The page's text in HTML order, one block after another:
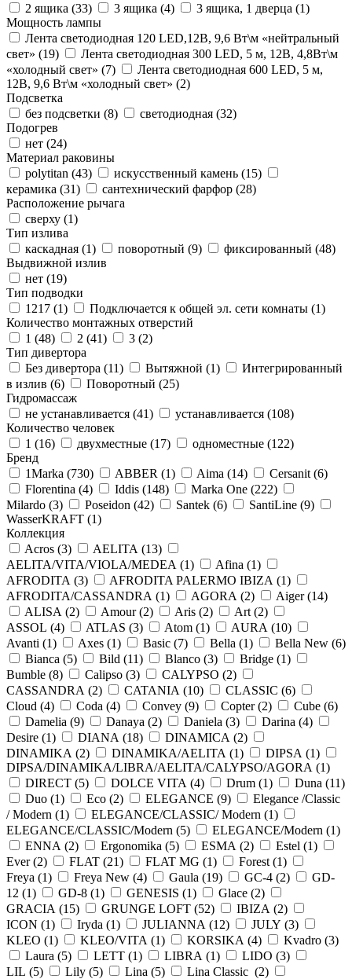
2 ящика (33) 3 ящика (4) 3 ящика, 1 дверца (1)
Мощность лампы
Лента светодиодная 120 LED,12В, 9,6 Вт\м «нейтральный
свет» (19)
Лента светодиодная 300 LED, 5 м, 12В, 4,8Вт\м
«холодный свет» (7)
Лента светодиодная 600 LED, 5 м,
12В, 9,6 Вт\м «холодный свет» (2)
Подсветка
без подсветки (8) светодиодная (32)
Подогрев
нет (24)
Материал раковины
polytitan (43) искусственный камень (15)
керамика (31) сантехнический фарфор (28)
Расположение рычага
сверху (1)
Тип излива
каскадная (1) поворотный (9) фиксированный (48)
Выдвижной излив
нет (19)
Тип подводки
1217 (1) Подключается к общей эл. сети комнаты (1)
Количество монтажных отверстий
1 (48) 2 (41) 3 (2)
Тип дивертора
Без дивертора (11) Вытяжной (1)
Интегрированный
в излив (6) Поворотный (25)
Гидромассаж
не устанавливается (41) устанавливается (108)
Количество человек
1 (16) двухместные (17) одноместные (122)
Бренд
1Marka (730) ABBER (1) Aima (14) Cersanit (6)
Florentina (4) Iddis (148) Marka One (222)
Milardo (3) Poseidon (42) Santek (6) SantiLine (9)
WasserKRAFT (1)
Коллекция
Acros (3) AELITA (13)
AELITA/VITA/VIOLA/MEDEA (1) Afina (1)
AFRODITA (3) AFRODITA PALERMO IBIZA (1)
AFRODITA/CASSANDRA (1) AGORA (2) Aiger (14)
ALISA (2) Amour (2) Aris (2) Art (2)
ASSOL (4) ATLAS (3) Atom (1) AURA (10)
Avanti (1) Axes (1) Basic (7) Bella (1) Bella New (6)
Bianca (5) Bild (11) Blanco (3) Bridge (1)
Bumble (8) Calipso (3) CALYPSO (2)
CASSANDRA (2) CATANIA (10) CLASSIC (6)
Cloud (4) Coda (4) Convey (9) Copter (2) Cube (6)
Damelia (9) Danaya (2) Daniela (3) Darina (4)
Desire (1) DIANA (18) DINAMICA (2)
DINAMIKA (2) DINAMIKA/AELITA (1) DIPSA (1)
DIPSA/DINAMIKA/LIBRA/AELITA/CALYPSO/AGORA (1)
DIRECT (5) DOLCE VITA (4) Drum (1) Duna (11)
Duo (1) Eco (2) ELEGANCE (9)
Elegance /Classic
/ Modern (1) ELEGANCE/CLASSIC/ Modern (1)
ELEGANCE/CLASSIC/Modern (5) ELEGANCE/Modern (1)
ENNA (2) Ergonomika (5) ESMA (2) Estel (1)
Ever (2) FLAT (21) FLAT MG (1) Forest (1)
Freya (1) Freya New (4) Gaula (19) GC-4 (2)
GD-
12 (1) GD-8 (1) GENESIS (1) Glace (2)
GRACIA (15) GRUNGE LOFT (52) IBIZA (2)
ICON (1) Iryda (1) JULIANNA (12) JULY (3)
KLEO (1) KLEO/VITA (1) KORSIKA (4) Kvadro (3)
Laura (5) LETT (1) LIBRA (1) LIDO (3)
LIL (5) Lily (5) Lina (5) Lina Classic (2)